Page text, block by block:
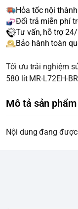
Hỏa tốc nội
Đổi trả miễn phí
Tư vấn, hỗ trợ
Bảo hành toàn
Tối ưu trải nghiệm
580 lít MR-L72EH-
Mô tả sản phẩm
Nội dung đang